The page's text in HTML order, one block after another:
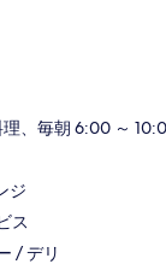
、毎朝 6:00 ～
ジ
ス
/ デリ